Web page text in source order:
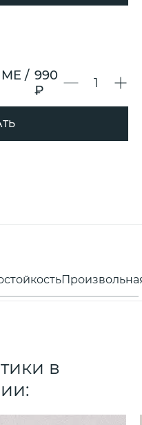
/ 990
₽
в